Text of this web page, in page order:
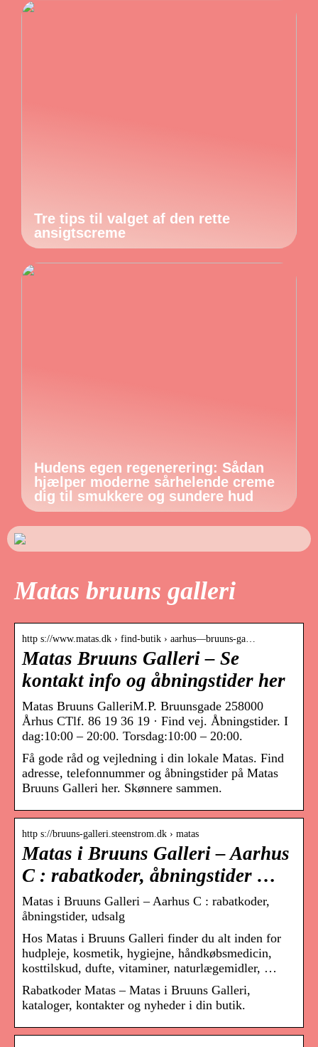
Tre tips til valget af den rette
ansigtscreme
Hudens egen regenerering: Sådan
hjælper moderne sårhelende creme
dig til smukkere og sundere hud
Matas bruuns galleri
http s://www.matas.dk › find-butik › aarhus—bruuns-ga…
Matas Bruuns Galleri – Se
kontakt info og åbningstider her
Matas Bruuns GalleriM.P. Bruunsgade 258000
Århus CTlf. 86 19 36 19 · Find vej. Åbningstider. I
dag:10:00 – 20:00. Torsdag:10:00 – 20:00.
Få gode råd og vejledning i din lokale Matas. Find
adresse, telefonnummer og åbningstider på Matas
Bruuns Galleri her. Skønnere sammen.
http s://bruuns-galleri.steenstrom.dk › matas
Matas i Bruuns Galleri – Aarhus
C : rabatkoder, åbningstider …
Matas i Bruuns Galleri – Aarhus C : rabatkoder,
åbningstider, udsalg
Hos Matas i Bruuns Galleri finder du alt inden for
hudpleje, kosmetik, hygiejne, håndkøbsmedicin,
kosttilskud, dufte, vitaminer, naturlægemidler, …
Rabatkoder Matas – Matas i Bruuns Galleri,
kataloger, kontakter og nyheder i din butik.